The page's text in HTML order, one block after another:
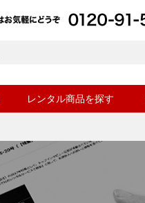
レンタル商品を探す